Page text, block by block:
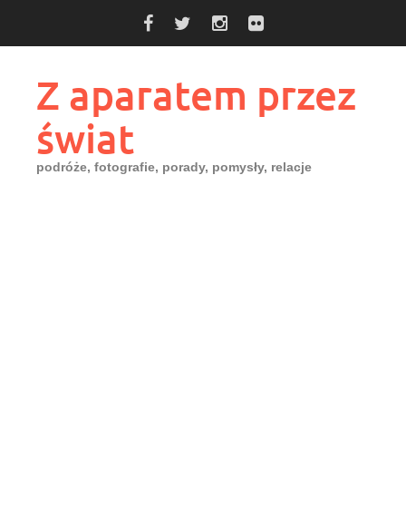
Z aparatem przez
świat
podróże, fotografie, porady, pomysły, relacje